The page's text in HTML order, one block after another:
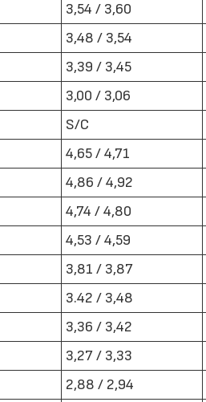
3,54 / 3,60
3,48 / 3,54
3,39 / 3,45
3,00 / 3,06
S/C
4,65 / 4,71
4,86 / 4,92
4,74 / 4,80
4,53 / 4,59
3,81 / 3,87
3.42 / 3,48
3,36 / 3,42
3,27 / 3,33
2,88 / 2,94